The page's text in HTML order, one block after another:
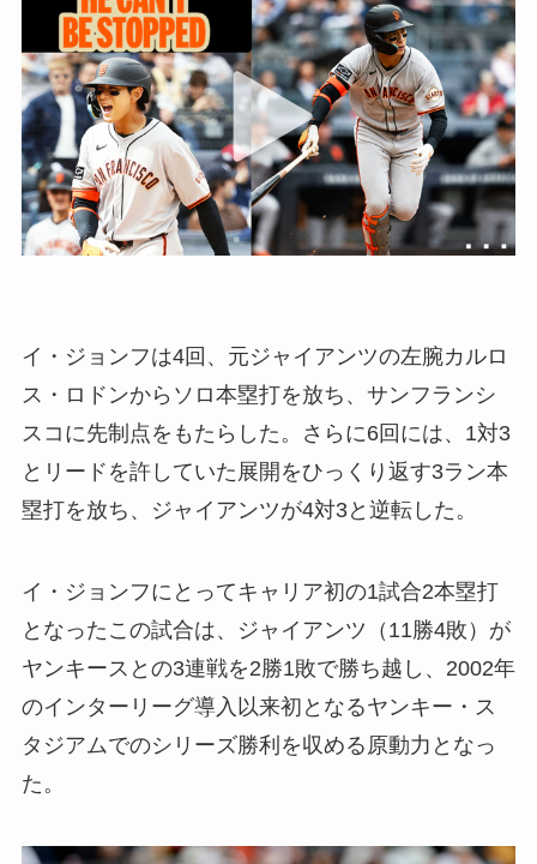
イ・ジョンフは4回、元ジャイアンツの左腕カルロ
ス・ロドンからソロ本塁打を放ち、サンフランシ
スコに先制点をもたらした。さらに6回には、1対3
とリードを許していた展開をひっくり返す3ラン本
塁打を放ち、ジャイアンツが4対3と逆転した。
イ・ジョンフにとってキャリア初の1試合2本塁打
となったこの試合は、ジャイアンツ（11勝4敗）が
ヤンキースとの3連戦を2勝1敗で勝ち越し、2002年
のインターリーグ導入以来初となるヤンキー・ス
タジアムでのシリーズ勝利を収める原動力となっ
た。